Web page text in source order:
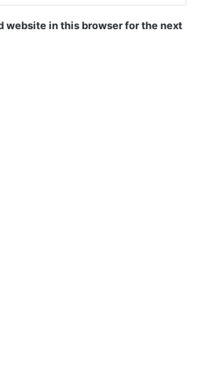
website in this browser for the next